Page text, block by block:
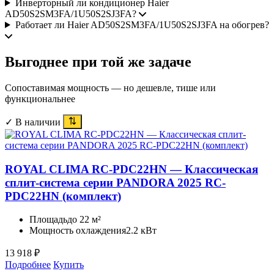
Инверторный ли кондиционер Haier
AD50S2SM3FA/1U50S2SJ3FA?
Работает ли Haier AD50S2SM3FA/1U50S2SJ3FA на обогрев?
Выгоднее при той же задаче
Сопоставимая мощность — но дешевле, тише или
функциональнее
✓ В наличии
ROYAL CLIMA RC-PDC22HN — Классическая
сплит-система серии PANDORA 2025 RC-
PDC22HN (комплект)
Площадьдо 22 м²
Мощность охлаждения2.2 кВт
13 918 ₽
Подробнее Купить